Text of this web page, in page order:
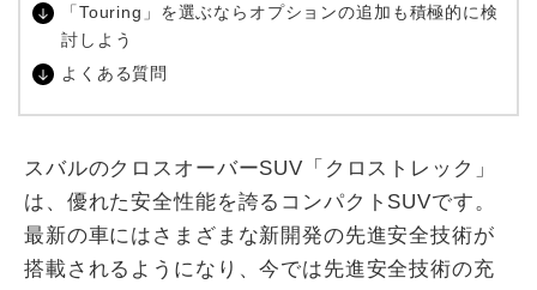
「Touring」を選ぶならオプションの追加も積極的に検
討しよう
よくある質問
スバルのクロスオーバーSUV「クロストレック」
は、優れた安全性能を誇るコンパクトSUVです。
最新の車にはさまざまな新開発の先進安全技術が
搭載されるようになり、今では先進安全技術の充